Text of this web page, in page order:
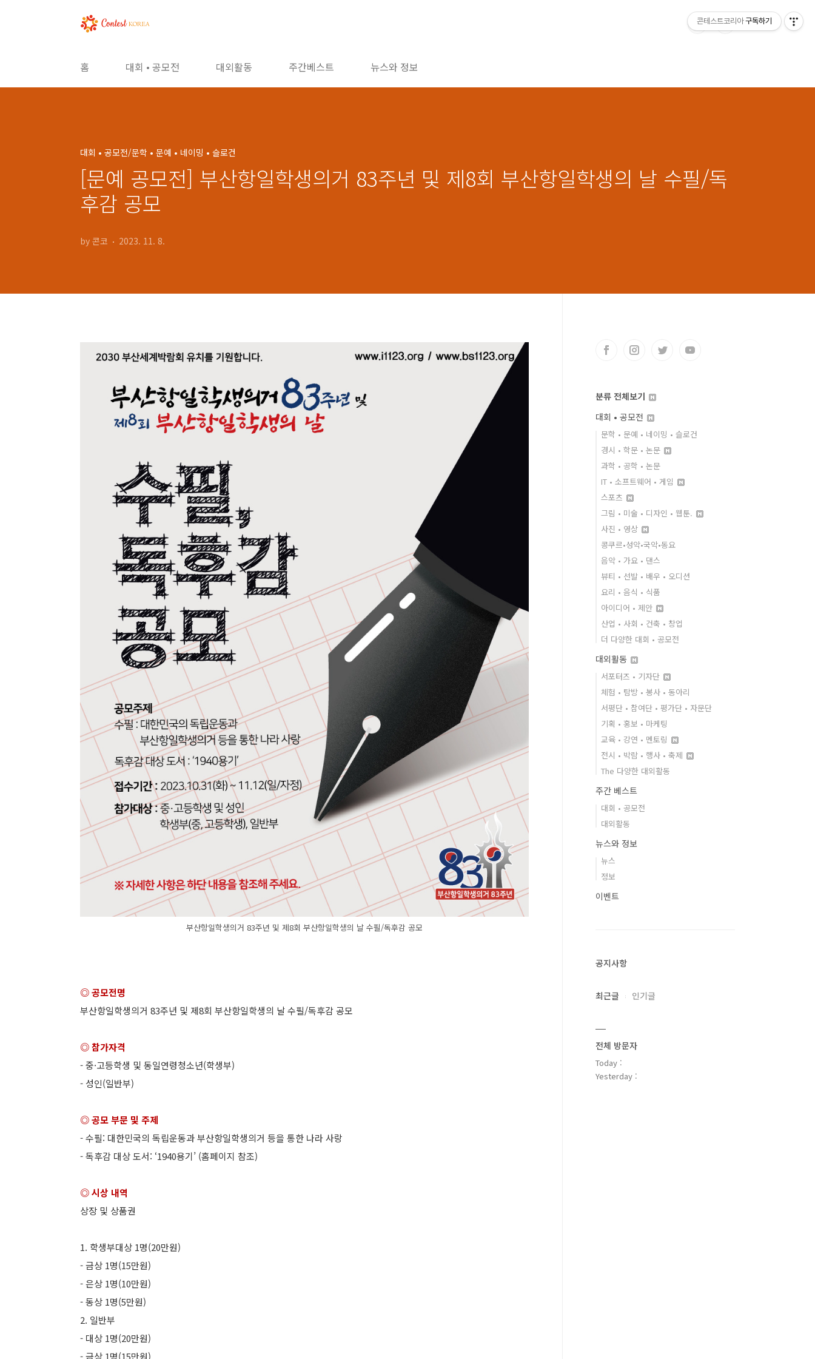
홈 대회 • 공모전 대외활동 주간베스트 뉴스와 정보
대회 • 공모전/문학 • 문예 • 네이밍 • 슬로건
[문예 공모전] 부산항일학생의거 83주년 및 제8회 부산항일학생의 날 수필/독
후감 공모
by 콘코 2023. 11. 8.
부산항일학생의거 83주년 및 제8회 부산항일학생의 날 수필/독후감 공모
◎ 공모전명
부산항일학생의거 83주년 및 제8회 부산항일학생의 날 수필/독후감 공모
◎ 참가자격
- 중·고등학생 및 동일연령청소년(학생부)
- 성인(일반부)
◎ 공모 부문 및 주제
- 수필: 대한민국의 독립운동과 부산항일학생의거 등을 통한 나라 사랑
- 독후감 대상 도서: ‘1940용기’ (홈페이지 참조)
◎ 시상 내역
상장 및 상품권
1. 학생부대상 1명(20만원)
- 금상 1명(15만원)
- 은상 1명(10만원)
- 동상 1명(5만원)
2. 일반부
- 대상 1명(20만원)
- 금상 1명(15만원)
분류 전체보기
대회 • 공모전
문학 • 문예 • 네이밍 • 슬로건
경시 • 학문 • 논문
과학 • 공학 • 논문
IT • 소프트웨어 • 게임
스포츠
그림 • 미술 • 디자인 • 웹툰.
사진 • 영상
콩쿠르•성악•국악•동요
음악 • 가요 • 댄스
뷰티 • 선발 • 배우 • 오디션
요리 • 음식 • 식품
아이디어 • 제안
산업 • 사회 • 건축 • 창업
더 다양한 대회 • 공모전
대외활동
서포터즈 • 기자단
체험 • 탐방 • 봉사 • 동아리
서평단 • 참여단 • 평가단 • 자문단
기획 • 홍보 • 마케팅
교육 • 강연 • 멘토링
전시 • 박람 • 행사 • 축제
The 다양한 대외활동
주간 베스트
대회 • 공모전
대외활동
뉴스와 정보
뉴스
정보
이벤트
공지사항
최근글 인기글
전체 방문자
Today :
Yesterday :
콘테스트코리아 구독하기